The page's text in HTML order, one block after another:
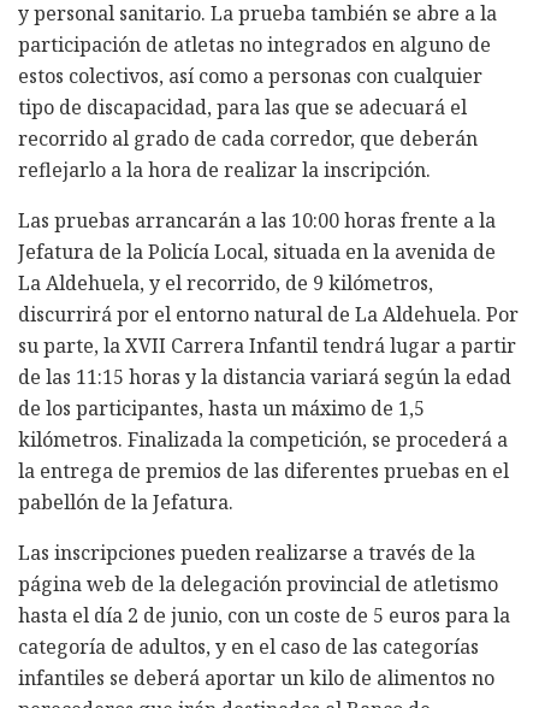
y personal sanitario. La prueba también se abre a la
participación de atletas no integrados en alguno de
estos colectivos, así como a personas con cualquier
tipo de discapacidad, para las que se adecuará el
recorrido al grado de cada corredor, que deberán
reflejarlo a la hora de realizar la inscripción.
Las pruebas arrancarán a las 10:00 horas frente a la
Jefatura de la Policía Local, situada en la avenida de
La Aldehuela, y el recorrido, de 9 kilómetros,
discurrirá por el entorno natural de La Aldehuela. Por
su parte, la XVII Carrera Infantil tendrá lugar a partir
de las 11:15 horas y la distancia variará según la edad
de los participantes, hasta un máximo de 1,5
kilómetros. Finalizada la competición, se procederá a
la entrega de premios de las diferentes pruebas en el
pabellón de la Jefatura.
Las inscripciones pueden realizarse a través de la
página web de la delegación provincial de atletismo
hasta el día 2 de junio, con un coste de 5 euros para la
categoría de adultos, y en el caso de las categorías
infantiles se deberá aportar un kilo de alimentos no